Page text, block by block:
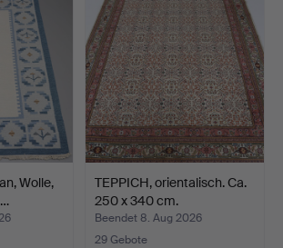
Wolle,
TEPPICH, orientalisch. Ca.
250 x 340 cm.
Beendet 8. Aug 2026
29 Gebote